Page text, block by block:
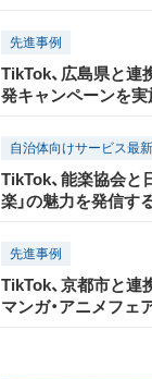
ービーを公開
先進事例
TikTok、広島県と連
発キャンペーンを実
自治体向けサービス最
TikTok、能楽協会と
楽」の魅力を発信す
先進事例
TikTok、京都市と連
マンガ・アニメフェ